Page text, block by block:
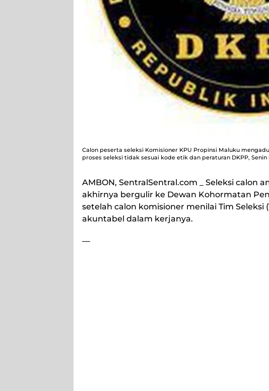
Calon peserta seleksi Komisioner KPU Propinsi Maluku
proses seleksi tidak sesuai kode etik dan peraturan DKPP, Senin
AMBON, SentralSentral.com
_ Seleksi calon
akhirnya bergulir ke Dewan Kohormatan
setelah calon komisioner menilai Tim Seleksi
akuntabel dalam kerjanya.
—